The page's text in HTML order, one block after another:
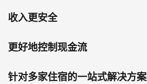
收入更安全
更好地控制现金流
针对多家住宿的一站式解决方案